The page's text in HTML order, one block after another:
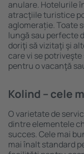
anulare. Hotelurile
atracţiile turistice
aglomerație. Toate
lungă sau perfecte
doriţi să vizitaţi şi
care vi se
pentru o vacanţă
Kolind – cele
O varietate de
dintre elementele
succes. Cele mai
mai înalt standard